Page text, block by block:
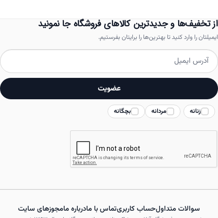
باشد.
ها
در
از تخفیف‌ها و جدیدترین کالاهای فروشگاه جا نمونید
ایمیلتان را وارد کنید تا بهترین‌ها را برایتان بفرستیم.
زنانه مردانه بچگانه
عضویت
سوالات متداولحساب کاربریتماس با مادرباره مامجوزهای سایت